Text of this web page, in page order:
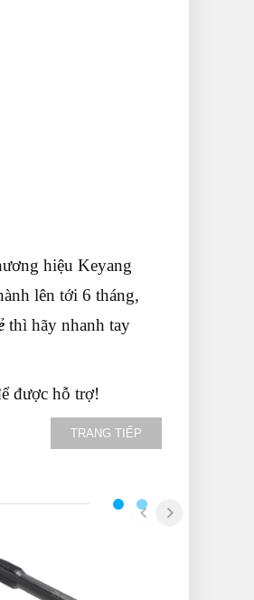
hiệu Keyang
lên tới 6 tháng,
thì hãy nhanh tay
được hỗ trợ!
TRANG TIẾP